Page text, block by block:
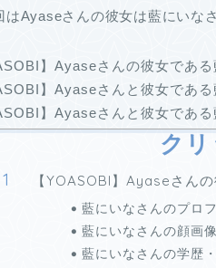
はAyaseさんの彼女は藍にいな
】Ayaseさんの彼女であ
】Ayaseさんと彼女であ
】Ayaseさんと彼女であ
ク
【YOASOBI】Ayaseさん
藍にいなさんのプロ
藍にいなさんの顔画像
藍にいなさんの学歴